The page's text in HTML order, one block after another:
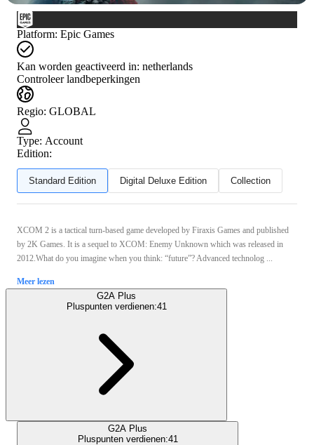
Platform: Epic Games
Kan worden geactiveerd in: netherlands
Controleer landbeperkingen
Regio: GLOBAL
Type: Account
Edition:
Standard Edition Digital Deluxe Edition Collection
XCOM 2 is a tactical turn-based game developed by Firaxis Games and published
by 2K Games. It is a sequel to XCOM: Enemy Unknown which was released in
2012.What do you imagine when you think: “future”? Advanced technolog ...
Meer lezen
G2A Plus
Pluspunten verdienen:41
G2A Plus
Pluspunten verdienen:41